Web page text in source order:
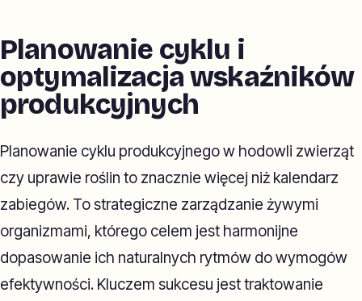
Planowanie cyklu i
optymalizacja wskaźników
produkcyjnych
Planowanie cyklu produkcyjnego w hodowli zwierząt
czy uprawie roślin to znacznie więcej niż kalendarz
zabiegów. To strategiczne zarządzanie żywymi
organizmami, którego celem jest harmonijne
dopasowanie ich naturalnych rytmów do wymogów
efektywności. Kluczem sukcesu jest traktowanie